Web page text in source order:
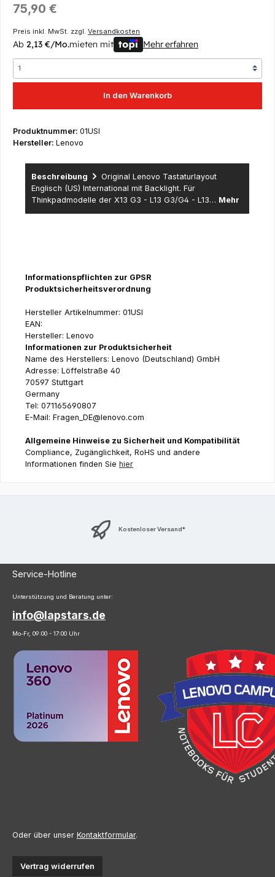
Regulärer Preis:
75,90 €
Preis inkl. MwSt. zzgl. Versandkosten
Ab 2,13 €/Mo.mieten mit Mehr erfahren
In den Warenkorb
Produktnummer: 01USI
Hersteller: Lenovo
Beschreibung
Original Lenovo Tastaturlayout
Englisch (US) International mit Backlight. Für
Thinkpadmodelle der X13 G3 - L13 G3/G4 - L13… Mehr
Informationspflichten zur GPSR
Produktsicherheitsverordnung
Hersteller Artikelnummer: 01USI
EAN:
Hersteller: Lenovo
Informationen zur Produktsicherheit
Name des Herstellers: Lenovo (Deutschland) GmbH
Adresse: Löffelstraße 40
70597 Stuttgart
Germany
Tel: 071165690807
E-Mail: Fragen_DE@lenovo.com
Allgemeine Hinweise zu Sicherheit und Kompatibilität
Compliance, Zugänglichkeit, RoHS und andere
Informationen finden Sie hier
Kostenloser Versand*
Service-Hotline
Unterstützung und Beratung unter:
info@lapstars.de
Mo-Fr, 09:00 - 17:00 Uhr
Oder über unser Kontaktformular.
Vertrag widerrufen